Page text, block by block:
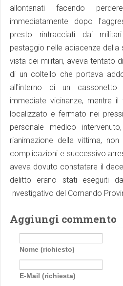
allontanati facendo
immediatamente dopo
presto rintracciati dai
pestaggio nelle adiacenze
vista dei militari, aveva tentato
di un coltello che portava
all'interno di un
immediate vicinanze, mentre
localizzato e fermato nei
personale medico
rianimazione della vittima,
complicazioni e successivo
aveva dovuto constatare il
delitto erano stati eseguiti
Investigativo del Comando
Aggiungi commento
Nome (richiesto)
E-Mail (richiesta)